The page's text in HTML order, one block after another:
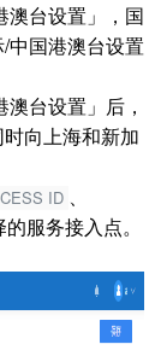
澳台设置」，国
中国港澳台设置
台设置」后，
向上海和新加
ID 、
服务接入点。